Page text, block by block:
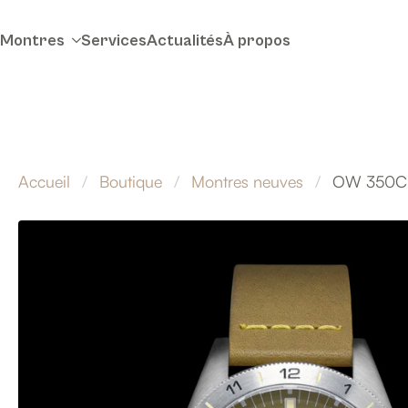
Montres ServicesActualitésÀ propos
Accueil Boutique Montres neuves OW